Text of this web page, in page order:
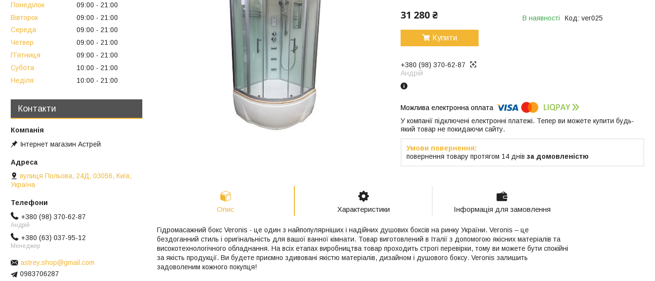
31 280 ₴ В наявності Код: ver025
Купити
+380 (98) 370-62-87
Андрій
У компанії підключені електронні платежі. Тепер ви можете купити будь-
який товар не покидаючи сайту.
повернення товару протягом 14 днів за домовленістю
Опис Характеристики Інформація для замовлення
Гідромасажний бокс Veronis - це один з найпопулярніших і надійних душових боксів на ринку України. Veronis – це
бездоганний стиль і оригінальність для вашої ванної кімнати. Товар виготовлений в Італії з допомогою якісних матеріалів та
високотехнологічного обладнання. На всіх етапах виробництва товар проходить строгі перевірки, тому ви можете бути спокійні
за якість продукції. Ви будете приємно здивовані якістю матеріалів, дизайном і душового боксу. Veronis залишить
задоволеним кожного покупця!
Понеділок 09:00
21:00
Вівторок
09:00
21:00
Середа
09:00
21:00
Четвер
09:00
21:00
Пʼятниця
09:00
21:00
Субота
10:00
21:00
Неділя
10:00 21:00
Контакти
Інтернет магазин Астрей
вулиця Польова, 24Д, 03056, Київ,
Україна
+380 (98) 370-62-87
Андрій
+380 (63) 037-95-12
Менеджер
astrey.shop@gmail.com
0983706287